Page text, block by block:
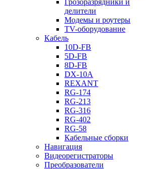
делители
Модемы и роутеры
TV-оборудование
Кабель
10D-FB
5D-FB
8D-FB
DX-10A
REXANT
RG-174
RG-213
RG-316
RG-402
RG-58
Кабельные сборки
Навигация
Видеорегистраторы
Преобразователи